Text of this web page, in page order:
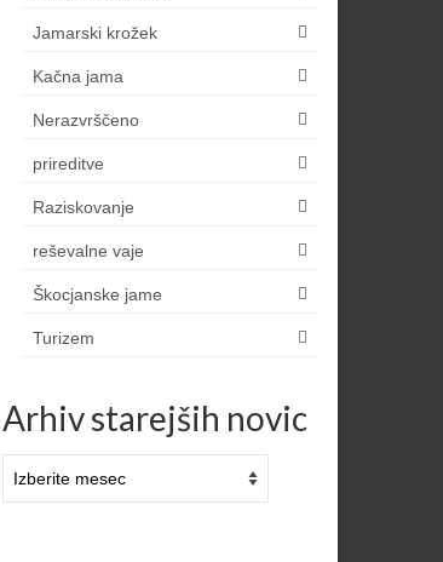
Jamarski krožek
Kačna jama
Nerazvrščeno
prireditve
Raziskovanje
reševalne vaje
Škocjanske jame
Turizem
Arhiv starejših novic
starejših